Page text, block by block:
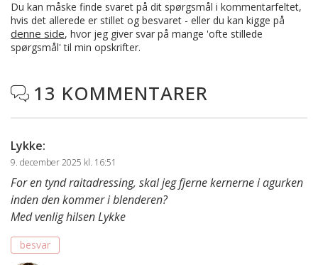
Du kan måske finde svaret på dit spørgsmål i kommentarfeltet,
hvis det allerede er stillet og besvaret - eller du kan kigge på
denne side, hvor jeg giver svar på mange 'ofte stillede
spørgsmål' til min opskrifter.
 13 KOMMENTARER
Lykke:
9. december 2025 kl. 16:51
For en tynd raitadressing, skal jeg fjerne kernerne i agurken
inden den kommer i blenderen?
Med venlig hilsen Lykke
besvar